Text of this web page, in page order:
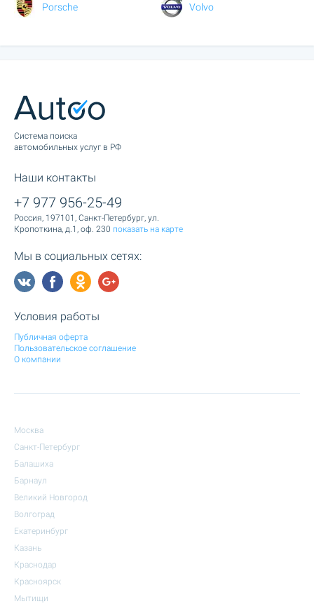
Porsche Volvo
Cистема поиска
автомобильных услуг в РФ
Наши контакты
+7 977 956-25-49
Россия, 197101, Санкт-Петербург, ул.
Кропоткина, д.1, оф. 230 показать на карте
Мы в социальных сетях:
Условия работы
Публичная оферта
Пользовательское соглашение
О компании
Москва
Санкт-Петербург
Балашиха
Барнаул
Великий Новгород
Волгоград
Екатеринбург
Казань
Краснодар
Красноярск
Мытищи